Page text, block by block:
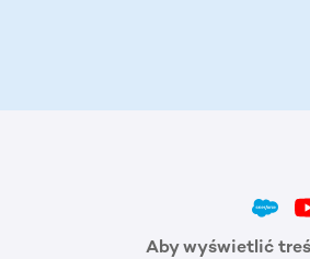
Aby wyświetlić